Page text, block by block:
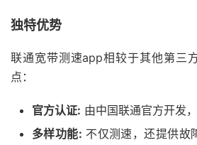
独特优势
联通宽带测速app相较于其他第三
点：
官方认证: 由中国联通官方开发
多样功能: 不仅测速，还提供故